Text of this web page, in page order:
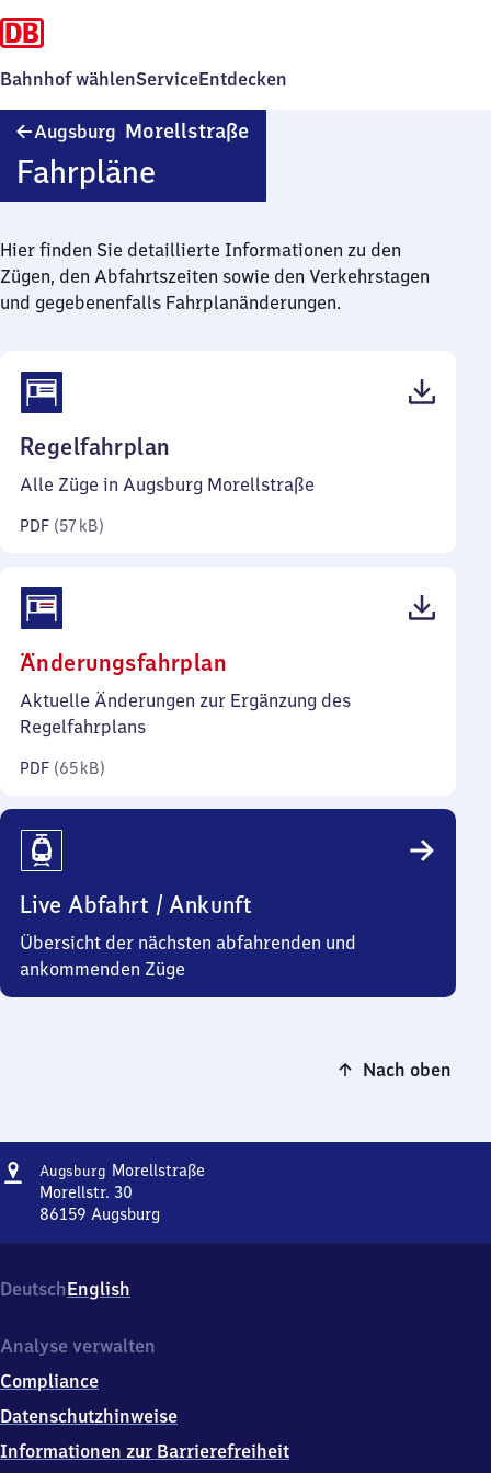
Bahnhof wählenServiceEntdecken
Augsburg Morellstraße
Fahrpläne
Hier finden Sie detaillierte Informationen zu den
Zügen, den Abfahrtszeiten sowie den Verkehrstagen
und gegebenenfalls Fahrplanänderungen.
Regelfahrplan
57
Alle Züge in Augsburg Morellstraße
PDF (57 kB)
Änderungsfahrplan
65
Aktuelle Änderungen zur Ergänzung des
Regelfahrplans
PDF (65 kB)
Live Abfahrt / Ankunft
Übersicht der nächsten abfahrenden und
ankommenden Züge
Nach oben
Adresse
Augsburg Morellstraße
Morellstr. 30
86159 Augsburg
Morellstr.
30,
6
5
9
DeutschEnglish
Analyse verwalten
Compliance
Datenschutzhinweise
Informationen zur Barrierefreiheit